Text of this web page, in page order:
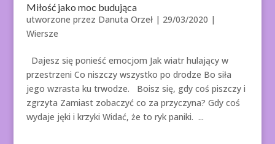
Miłość jako moc budująca
utworzone przez Danuta Orzeł| 29/03/2020 |
Wiersze
Dajesz się ponieść emocjom Jak wiatr hulający w
przestrzeni Co niszczy wszystko po drodze Bo siła
jego wzrasta ku trwodze. Boisz się, gdy coś piszczy i
zgrzyta Zamiast zobaczyć co za przyczyna? Gdy coś
wydaje jęki i krzyki Widać, że to ryk paniki. ...